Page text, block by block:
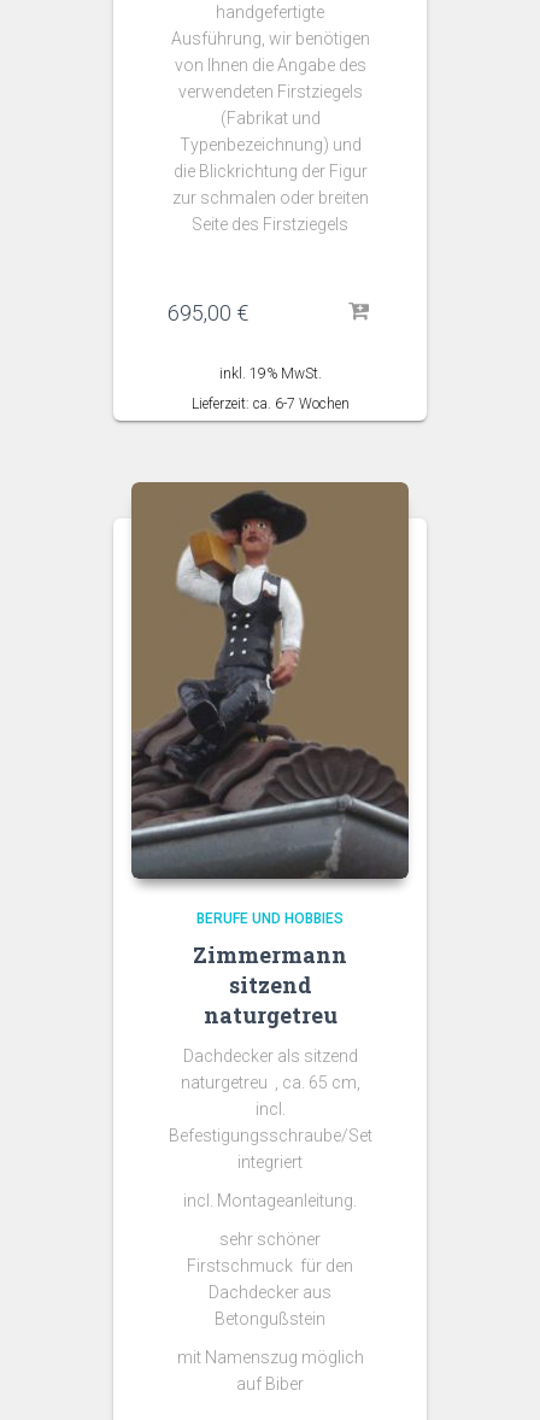
handgefertigte
Ausführung, wir benötigen
von Ihnen die Angabe des
verwendeten Firstziegels
(Fabrikat und
Typenbezeichnung) und
die Blickrichtung der Figur
zur schmalen oder breiten
Seite des Firstziegels
695,00 €
inkl. 19% MwSt.
Lieferzeit: ca. 6-7 Wochen
BERUFE UND HOBBIES
Zimmermann
sitzend
naturgetreu
Dachdecker als sitzend
naturgetreu , ca. 65 cm,
incl.
Befestigungsschraube/Set
integriert
incl. Montageanleitung.
sehr schöner
Firstschmuck für den
Dachdecker aus
Betongußstein
mit Namenszug möglich
auf Biber